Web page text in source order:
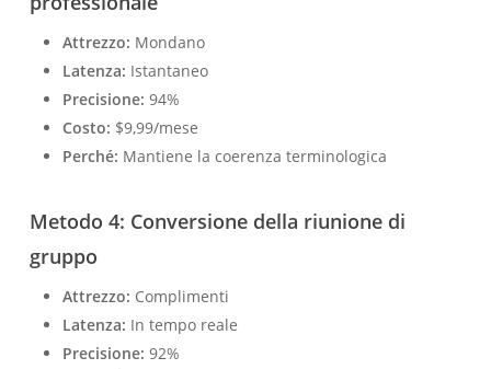
Attrezzo: Mondano
Latenza: Istantaneo
Precisione: 94%
Costo: $9,99/mese
Perché: Mantiene la coerenza terminologica
Metodo 4: Conversione della riunione di
gruppo
Attrezzo: Complimenti
Latenza: In tempo reale
Precisione: 92%